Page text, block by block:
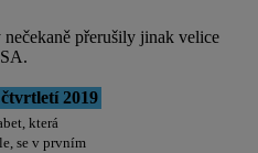
přerušily jinak velice
2019
která
se v prvním